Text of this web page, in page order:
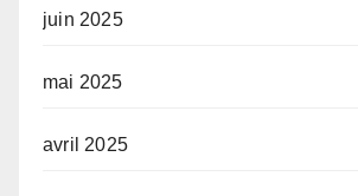
juin 2025
mai 2025
avril 2025